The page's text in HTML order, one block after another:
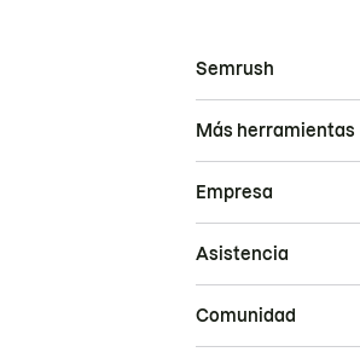
Semrush
Más herramientas
Empresa
Asistencia
Comunidad